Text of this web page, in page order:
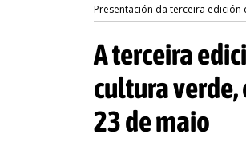
Presentación da terceira edición
A terceira
cultura verde,
23 de maio